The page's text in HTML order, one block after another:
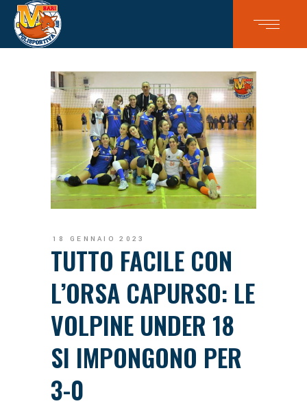
18 GENNAIO 2023
TUTTO FACILE CON
L’ORSA CAPURSO: LE
VOLPINE UNDER 18
SI IMPONGONO PER
3-0